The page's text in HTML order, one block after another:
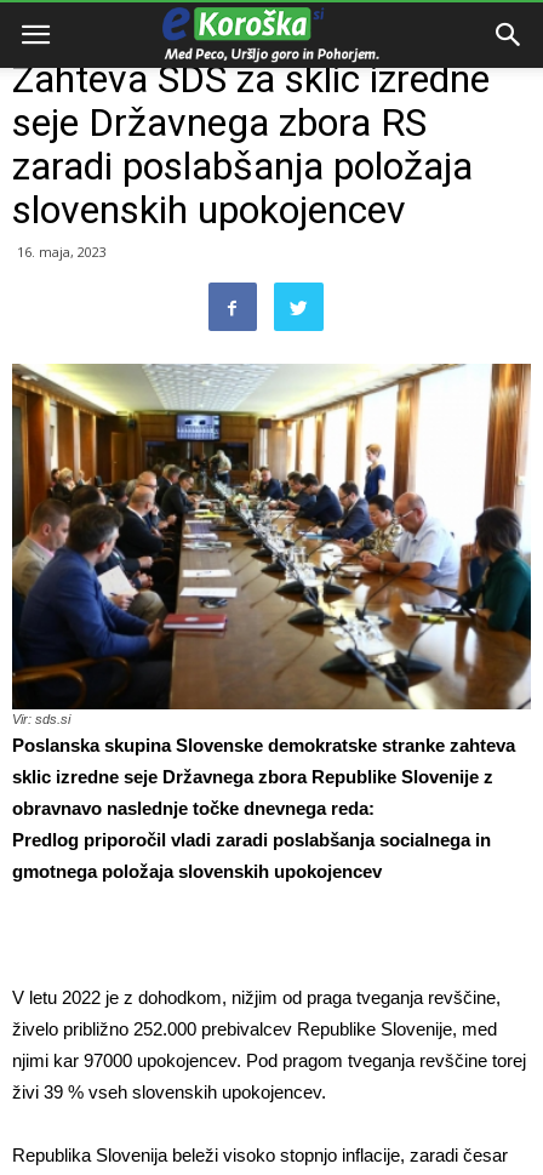
Domov
Zahteva SDS za sklic izredne
seje Državnega zbora RS
zaradi poslabšanja položaja
slovenskih upokojencev
16. maja, 2023
Vir: sds.si
Poslanska skupina Slovenske demokratske stranke zahteva
sklic izredne seje Državnega zbora Republike Slovenije z
obravnavo naslednje točke dnevnega reda:
Predlog priporočil vladi zaradi poslabšanja socialnega in
gmotnega položaja slovenskih upokojencev
V letu 2022 je z dohodkom, nižjim od praga tveganja revščine,
živelo približno 252.000 prebivalcev Republike Slovenije, med
njimi kar 97000 upokojencev. Pod pragom tveganja revščine torej
živi 39 % vseh slovenskih upokojencev.
Republika Slovenija beleži visoko stopnjo inflacije, zaradi česar